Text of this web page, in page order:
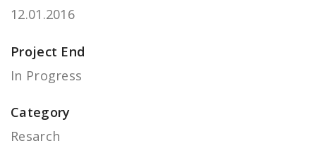
12.01.2016
Project End
In Progress
Category
Resarch